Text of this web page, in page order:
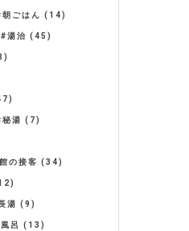
朝ごはん (14)
湯治 (45)
秘湯 (7)
の接客 (34)
湯 (9)
呂 (13)